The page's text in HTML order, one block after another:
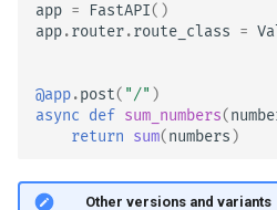
app = FastAPI()
app.router.route_class =
@app.post( "/" )
async def sum_numbers(
return sum(numbers )
🤓 Other versions and variants